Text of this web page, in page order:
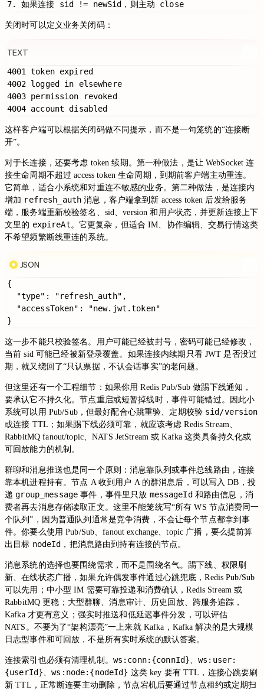
7. 如果连接 sid != newSid，则主动 close
关闭时可以定义业务关闭码：
TEXT
4001 token expired
4002 logged in elsewhere
4003 permission revoked
这样客户端可以根据关闭码做不同提示，而不是一句笼统的“连接断
开”。
对于长连接，还要考虑 token 续期。第一种做法，是让 WebSocket 连
接生命周期不超过 access token 生命周期，到期前客户端主动重连。
它简单，适合小系统和对重连不敏感的业务。第二种做法，是连接内
增加 refresh_auth 消息，客户端拿到新 access token 后发给服务
端，服务端重新校验签名、sid、version 和用户状态，并更新连接上下
文里的 expireAt 。它更复杂，但适合 IM、协作编辑、交易行情这类
不希望频繁断线重连的系统。
JSON
{
  "type": "refresh_auth",
  "accessToken": "new.jwt.token"
这一步不能只校验签名。用户可能已经被封号，密码可能已经修改，
当前 sid 可能已经被新登录覆盖。如果连接内续期只看 JWT 是否没过
期，就又绕回了“只认票据，不认会话事实”的老问题。
但这里还有一个工程细节：如果你用 Redis Pub/Sub 做踢下线通知，
要承认它不持久化。节点重启或短暂掉线时，事件可能错过。因此小
系统可以用 Pub/Sub，但最好配合心跳重验、定期校验 sid/version
或连接 TTL；如果踢下线必须可靠，就应该考虑 Redis Stream、
RabbitMQ fanout/topic、NATS JetStream 或 Kafka 这类具备持久化或
可回放能力的机制。
群聊和消息推送也是同一个原则：消息靠队列或事件总线路由，连接
靠本机进程持有。节点 A 收到用户 A 的群消息后，可以写入 DB，投
递group_message 事件，事件里只放 messageId 和路由信息，消
费者再去消息存储读取正文。这里不能笼统写“所有 WS 节点消费同一
个队列”，因为普通队列通常是竞争消费，不会让每个节点都拿到事
件。你要么使用 Pub/Sub、fanout exchange、topic 广播，要么提前算
出目标 nodeId ，把消息路由到持有连接的节点。
消息系统的选择也要围绕需求，而不是围绕名气。踢下线、权限刷
新、在线状态广播，如果允许偶发事件通过心跳兜底，Redis Pub/Sub
可以先用；中小型 IM 需要可靠投递和消费确认，Redis Stream 或
RabbitMQ 更稳；大型群聊、消息审计、历史回放、跨服务追踪，
Kafka 才更有意义；强实时推送和低延迟事件分发，可以评估
NATS。不要为了“架构漂亮”一上来就 Kafka，Kafka 解决的是大规模
日志型事件和可回放，不是所有实时系统的默认答案。
连接索引也必须有清理机制。 ws:conn:{connId} 、ws:user:
{userId} 、ws:node:{nodeId} 这类 key 要有 TTL，连接心跳要刷
新 TTL，正常断连要主动删除，节点宕机后要通过节点租约或定期扫